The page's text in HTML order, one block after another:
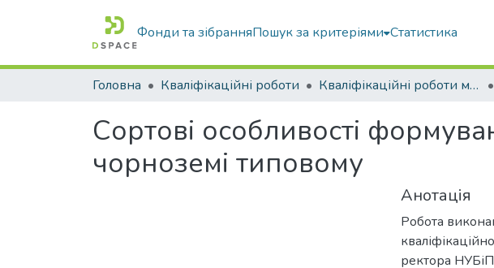
Фонди та зібранняПошук за критеріями Статистика
Головна Кваліфікаційні роботи Кваліфікаційні роботи магістрів
Сортові особливості
чорноземі типовому
Анотація
Робота
ректора НУБіП